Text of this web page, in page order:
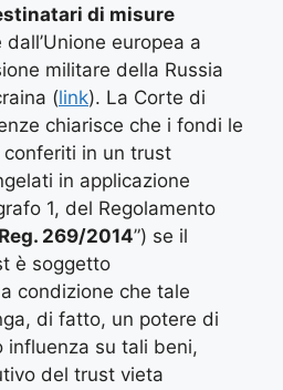
di misure
europea a
militare della Russia
(link). La Corte di
chiarisce che i fondi le
in un trust
in applicazione
1, del Regolamento
Reg. 269/2014”) se il
è soggetto
condizione che tale
di fatto, un potere di
influenza su tali beni,
del trust vieta